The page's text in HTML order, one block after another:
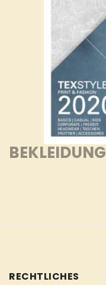
BEKLEIDUNG
RECHTLICHES